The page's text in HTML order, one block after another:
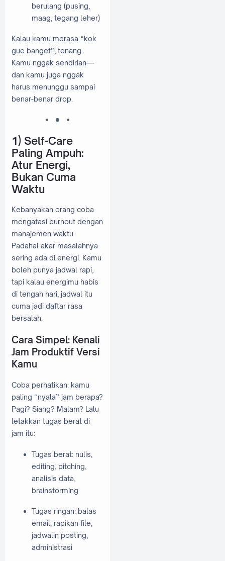
berulang (pusing,
maag, tegang leher)
Kalau kamu merasa “kok
gue banget”, tenang.
Kamu nggak sendirian—
dan kamu juga nggak
harus menunggu sampai
benar-benar drop.
1) Self-Care
Paling Ampuh:
Atur Energi,
Bukan Cuma
Waktu
Kebanyakan orang coba
mengatasi burnout dengan
manajemen waktu.
Padahal akar masalahnya
sering ada di energi. Kamu
boleh punya jadwal rapi,
tapi kalau energimu habis
di tengah hari, jadwal itu
cuma jadi daftar rasa
bersalah.
Cara Simpel: Kenali
Jam Produktif Versi
Kamu
Coba perhatikan: kamu
paling “nyala” jam berapa?
Pagi? Siang? Malam? Lalu
letakkan tugas berat di
jam itu:
Tugas berat: nulis,
editing, pitching,
analisis data,
brainstorming
Tugas ringan: balas
email, rapikan file,
jadwalin posting,
administrasi